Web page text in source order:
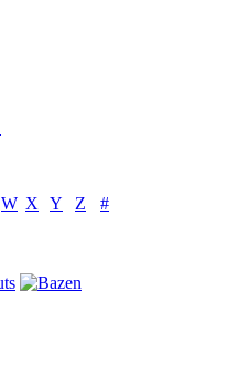
W X Y Z
#